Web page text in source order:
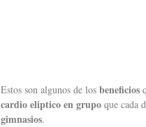
Estos son algunos de los beneficios
cardio elipticoen grupo que cada
gimnasios.